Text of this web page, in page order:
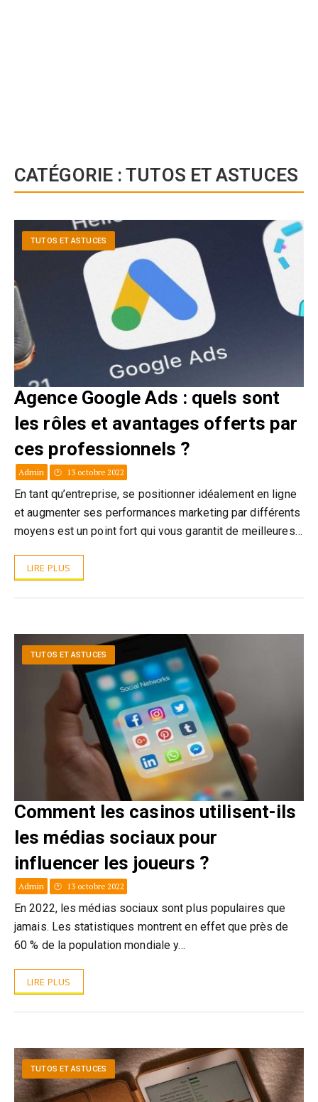
CATÉGORIE :TUTOS ET ASTUCES
TUTOS ET ASTUCES
Agence Google Ads : quels sont
les rôles et avantages offerts par
ces professionnels ?
Admin 13 octobre 2022
En tant qu’entreprise, se positionner idéalement en ligne
et augmenter ses performances marketing par différents
moyens est un point fort qui vous garantit de meilleures…
LIRE PLUS
TUTOS ET ASTUCES
Comment les casinos utilisent-ils
les médias sociaux pour
influencer les joueurs ?
Admin 13 octobre 2022
En 2022, les médias sociaux sont plus populaires que
jamais. Les statistiques montrent en effet que près de
60 % de la population mondiale y…
LIRE PLUS
TUTOS ET ASTUCES